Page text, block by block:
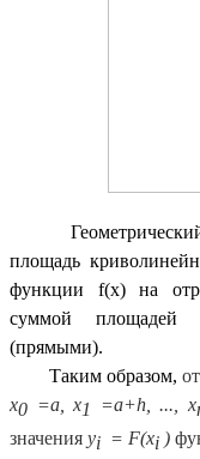
Геометрический
площадь
функции f(x) на
суммой площадей
(прямыми).
Таким образом,
x0 =a, x1 =a+h, ..., x
значения yi = F(xi)